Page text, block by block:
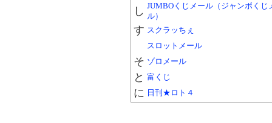
し JUMBOくじメール（ジャンボくじ
ル）
す スクラッちぇ
スロットメール
そ ゾロメール
と 富くじ
に 日刊★ロト４